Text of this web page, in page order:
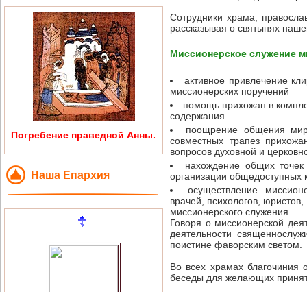
Погребение праведной Анны.
Наша Епархия
Сотрудники храма,
рассказывая о святынях
Миссионерское служение
активное привлечение
миссионерских поручений
помощь прихожан в
содержания
поощрение общения
совместных трапез
вопросов духовной и
нахождение общих
организации общедоступных
осуществление
врачей, психологов,
миссионерского служения.
Говоря о миссионерской
деятельности
поистине фаворским светом.
Во всех храмах благочиния
беседы для желающих